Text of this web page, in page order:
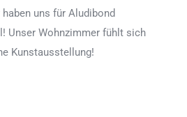
uns für Aludibond
Unser Wohnzimmer fühlt sich
Kunstausstellung!